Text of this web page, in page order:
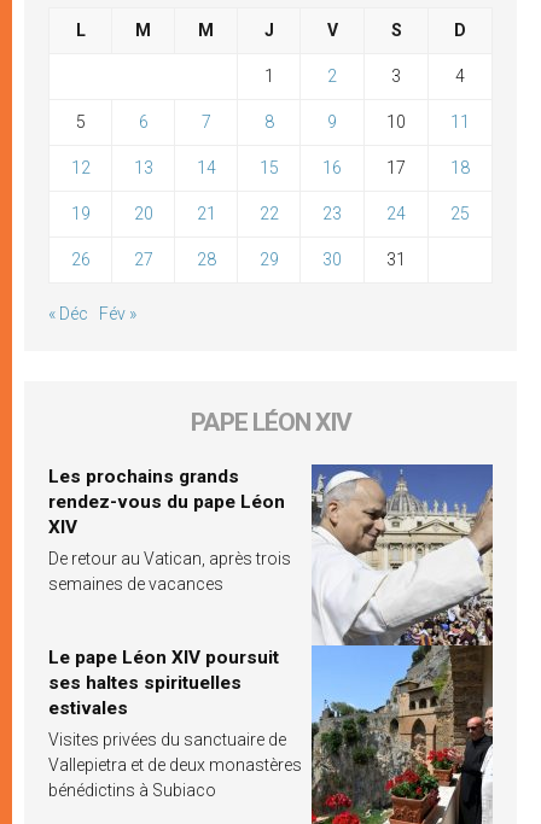
L M M J V S D
1 2 3 4
5 6 7 8 9 10 11
12 13 14 15 16 17 18
19 20 21 22 23 24 25
26 27 28 29 30 31
« Déc Fév »
PAPE LÉON XIV
Les prochains grands
rendez-vous du pape Léon
XIV
De retour au Vatican, après trois
semaines de vacances
Le pape Léon XIV poursuit
ses haltes spirituelles
estivales
Visites privées du sanctuaire de
Vallepietra et de deux monastères
bénédictins à Subiaco